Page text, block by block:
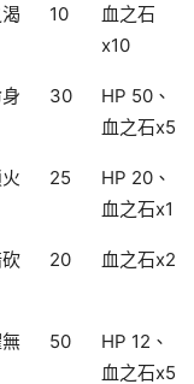
10
血之石
x10
30
HP 50、
血之石x5
25
HP 20、
血之石x1
20 血之石x2
50
HP 12、
血之石x5